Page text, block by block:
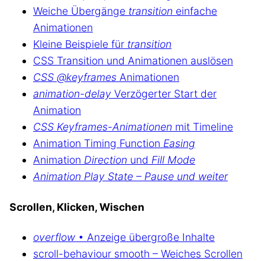
Weiche Übergänge transition einfache
Animationen
Kleine Beispiele für transition
CSS Transition und Animationen auslösen
CSS @keyframes Animationen
animation-delay Verzögerter Start der
Animation
CSS Keyframes-Animationen mit Timeline
Animation Timing Function Easing
Animation Direction und Fill Mode
Animation Play State – Pause und weiter
Scrollen, Klicken, Wischen
overflow • Anzeige übergroße Inhalte
scroll-behaviour smooth – Weiches Scrollen